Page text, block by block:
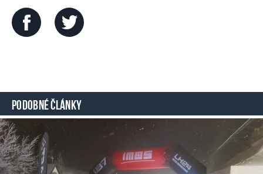
PODOBNÉ ČLÁNKY